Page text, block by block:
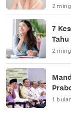
2
7
2
1